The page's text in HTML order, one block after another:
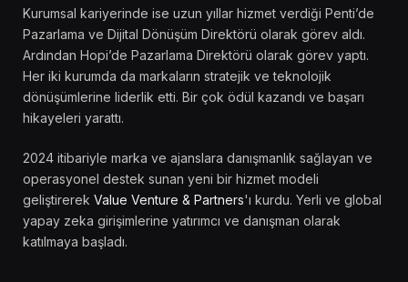
Kurumsal kariyerinde ise uzun yıllar hizmet verdiği Penti’de
Pazarlama ve Dijital Dönüşüm Direktörü olarak görev aldı.
Ardından Hopi’de Pazarlama Direktörü olarak görev yaptı.
Her iki kurumda da markaların stratejik ve teknolojik
dönüşümlerine liderlik etti. Bir çok ödül kazandı ve başarı
hikayeleri yarattı.
2024 itibariyle marka ve ajanslara danışmanlık sağlayan ve
operasyonel destek sunan yeni bir hizmet modeli
geliştirerek Value Venture & Partners'ı kurdu. Yerli ve global
yapay zeka girişimlerine yatırımcı ve danışman olarak
katılmaya başladı.